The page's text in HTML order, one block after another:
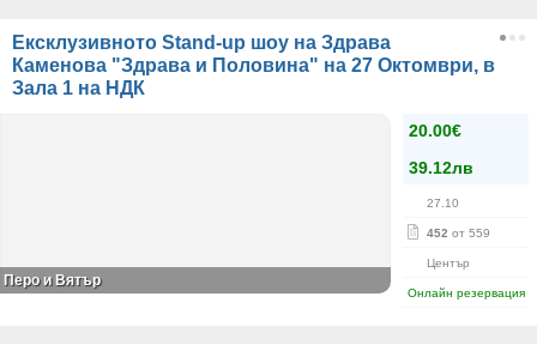
Ексклузивното Stand-up шоу на Здрава
Каменова "Здрава и Половина" на 27 Октомври, в
Зала 1 на НДК
20.00€
39.12лв
27.10
452 от 559
Център
Онлайн резервация
Перо и Вятър